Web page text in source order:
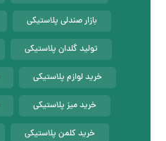
بازار صندلی پلاستیکی
تولید گلدان پلاستیکی
خرید لوازم پلاستیکی
خرید میز پلاستیکی
خرید کلمن پلاستیکی